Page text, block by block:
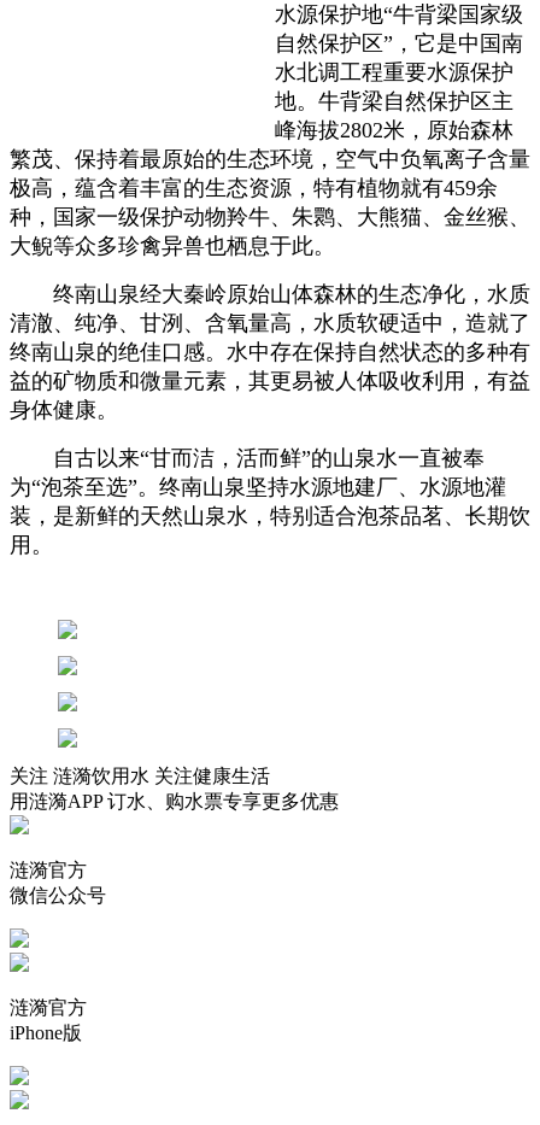
水源保护地“牛背梁国家级
自然保护区”，它是中国南
水北调工程重要水源保护
地。牛背梁自然保护区主
峰海拔2802米，原始森林
繁茂、保持着最原始的生态环境，空气中负氧离子含量
极高，蕴含着丰富的生态资源，特有植物就有459余
种，国家一级保护动物羚牛、朱鹮、大熊猫、金丝猴、
大鲵等众多珍禽异兽也栖息于此。
终南山泉经大秦岭原始山体森林的生态净化，水质
清澈、纯净、甘洌、含氧量高，水质软硬适中，造就了
终南山泉的绝佳口感。水中存在保持自然状态的多种有
益的矿物质和微量元素，其更易被人体吸收利用，有益
身体健康。
自古以来“甘而洁，活而鲜”的山泉水一直被奉
为“泡茶至选”。终南山泉坚持水源地建厂、水源地灌
装，是新鲜的天然山泉水，特别适合泡茶品茗、长期饮
用。
关注 涟漪饮用水 关注健康生活
用涟漪APP 订水、购水票专享更多优惠
涟漪官方
微信公众号
涟漪官方
iPhone版